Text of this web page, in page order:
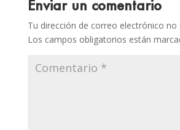
Enviar un comentario
Tu dirección de correo electrónico no
Los campos obligatorios están